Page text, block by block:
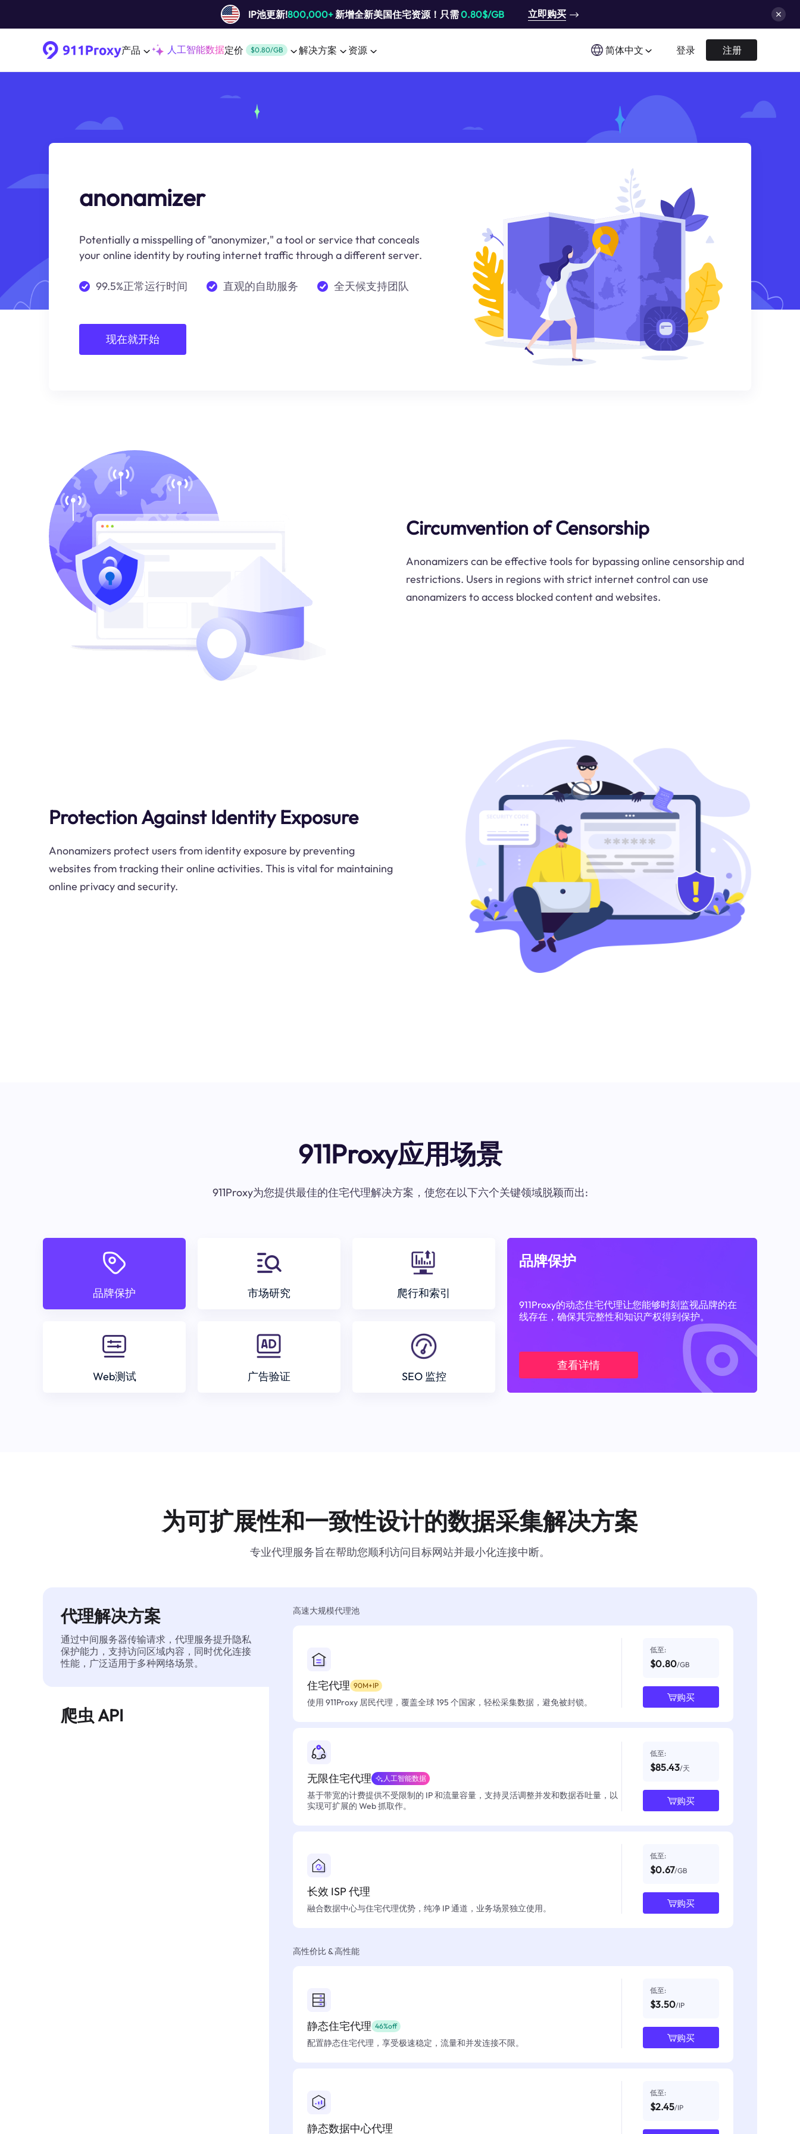
IP池更新!800,000+新增全新美国住宅资源！只需0.80$/GB 立即购买
产品 人工智能数据定价 $0.80/GB 解决方案 资源 简体中文 登录 注册
anonamizer
Potentially a misspelling of "anonymizer," a tool or service that conceals
your online identity by routing internet traffic through a different server.
99.5%正常运行时间 直观的自助服务 全天候支持团队
现在就开始
Circumvention of Censorship
Anonamizers can be effective tools for bypassing online censorship and
restrictions. Users in regions with strict internet control can use
anonamizers to access blocked content and websites.
Protection Against Identity Exposure
Anonamizers protect users from identity exposure by preventing
websites from tracking their online activities. This is vital for maintaining
online privacy and security.
911Proxy应用场景
911Proxy为您提供最佳的住宅代理解决方案，使您在以下六个关键领域脱颖而出:
品牌保护 市场研究 爬行和索引
Web测试 广告验证 SEO 监控
品牌保护
911Proxy的动态住宅代理让您能够时刻监视品牌的在
线存在，确保其完整性和知识产权得到保护。
查看详情
为可扩展性和一致性设计的数据采集解决方案
专业代理服务旨在帮助您顺利访问目标网站并最小化连接中断。
代理解决方案
通过中间服务器传输请求，代理服务提升隐私
保护能力，支持访问区域内容，同时优化连接
性能，广泛适用于多种网络场景。
爬虫 API
高速大规模代理池
住宅代理 90M+IP
使用 911Proxy 居民代理，覆盖全球 195 个国家，轻松采集数据，避免被封锁。
低至:
$0.80/GB
购买
无限住宅代理 人工智能数据
基于带宽的计费提供不受限制的 IP 和流量容量，支持灵活调整并发和数据吞吐量，以
实现可扩展的 Web 抓取作。
低至:
$85.43/天
购买
长效 ISP 代理
融合数据中心与住宅代理优势，纯净 IP 通道，业务场景独立使用。
低至:
$0.67/GB
购买
高性价比 & 高性能
静态住宅代理 46%off
配置静态住宅代理，享受极速稳定，流量和并发连接不限。
低至:
$3.50/IP
购买
静态数据中心代理
低至:
$2.45/IP